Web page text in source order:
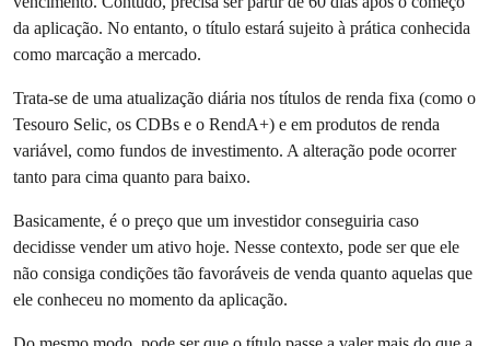
da aplicação. No entanto, o título estará sujeito à prática conhecida
como marcação a mercado.
Trata-se de uma atualização diária nos títulos de renda fixa (como o
Tesouro Selic, os CDBs e o RendA+) e em produtos de renda
variável, como fundos de investimento. A alteração pode ocorrer
tanto para cima quanto para baixo.
Basicamente, é o preço que um investidor conseguiria caso
decidisse vender um ativo hoje. Nesse contexto, pode ser que ele
não consiga condições tão favoráveis de venda quanto aquelas que
ele conheceu no momento da aplicação.